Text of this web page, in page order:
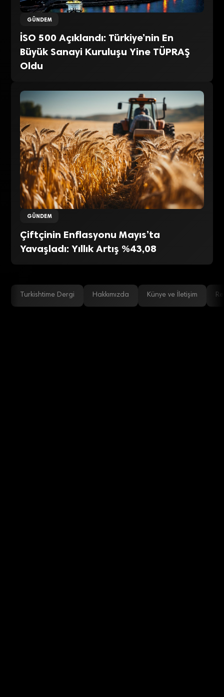
GÜNDEM
İSO 500 Açıklandı: Türkiye’nin En
Büyük Sanayi Kuruluşu Yine TÜPRAŞ
Oldu
GÜNDEM
Çiftçinin Enflasyonu Mayıs’ta
Yavaşladı: Yıllık Artış %43,08
Turkishtime Dergi Hakkımızda Künye ve İletişim